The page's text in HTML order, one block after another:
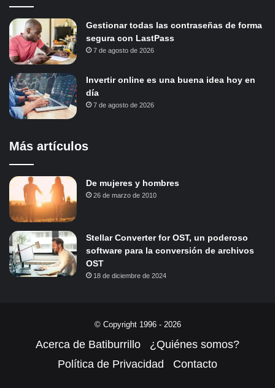
Gestionar todas las contraseñas de forma
segura con LastPass
7 de agosto de 2026
Invertir online es una buena idea hoy en
día
7 de agosto de 2026
Más artículos
De mujeres y hombres
26 de marzo de 2010
Stellar Converter for OST, un poderoso
software para la conversión de archivos
OST
18 de diciembre de 2024
© Copyright 1996 - 2026
Acerca de Batiburrillo
¿Quiénes somos?
Política de Privacidad
Contacto